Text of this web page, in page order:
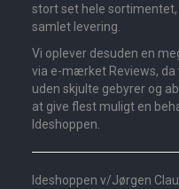
stort set hele
samlet levering.
Vi oplever desuden en
via e-mærket Reviews,
uden skjulte gebyrer og
at give flest muligt en
Ideshoppen.
Ideshoppen v/Jørgen